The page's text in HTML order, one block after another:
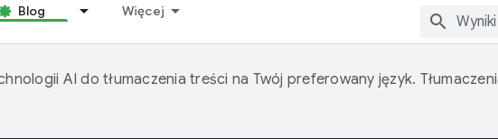
Blog Więcej
AI do tłumaczenia treści na Twój preferowany język.